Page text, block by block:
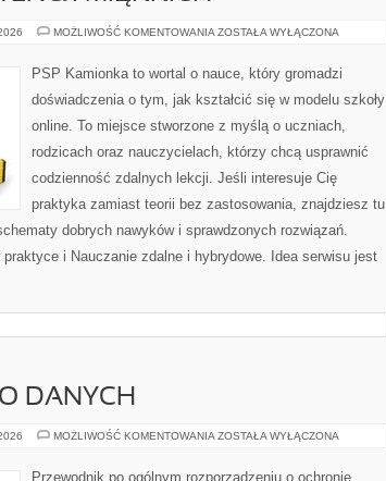
MOŻLIWOŚĆ KOMENTOWANIA ROZWÓJ
ZOSTAŁA WYŁĄCZONA
PSP Kamionka to wortal o nauce, który gromadzi
doświadczenia o tym, jak kształcić się w modelu szkoły
online. To miejsce stworzone z myślą o uczniach,
rodzicach oraz nauczycielach, którzy chcą usprawnić
codzienność zdalnych lekcji. Jeśli interesuje Cię
praktyka zamiast teorii bez zastosowania, znajdziesz tu
dobrych nawyków i sprawdzonych rozwiązań.
i Nauczanie zdalne i hybrydowe. Idea serwisu jest
DANYCH
MOŻLIWOŚĆ KOMENTOWANIA BEZPIECZEŃSTWO
ZOSTAŁA WYŁĄCZONA
Przewodnik po ogólnym rozporządzeniu o ochronie